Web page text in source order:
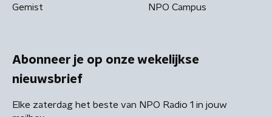
Gemist NPO Campus
Abonneer je op onze wekelijkse
nieuwsbrief
Elke zaterdag het beste van NPO Radio 1 in jouw